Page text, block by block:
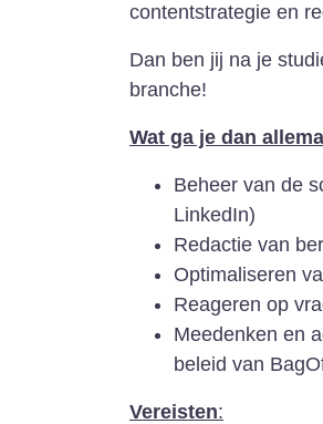
contentstrategie en
Dan ben jij na je
branche!
Wat ga je dan
Beheer van de
LinkedIn)
Redactie van
Optimaliseren
Reageren op
Meedenken en
beleid van
Vereisten: